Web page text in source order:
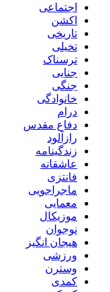
اجتماعی
اکشن
تاریخی
تخیلی
ترسناک
جنایی
جنگی
خانوادگی
درام
دفاع مقدس
رازآلود
زندگینامه
عاشقانه
فانتزی
ماجراجویی
معمایی
موزیکال
نوجوان
هیجان انگیز
ورزشی
وسترن
کمدی